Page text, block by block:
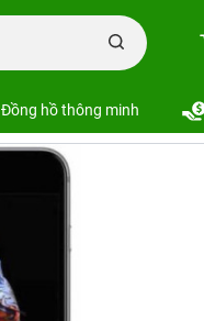
Đồng hồ thông minh
iPhone 6s